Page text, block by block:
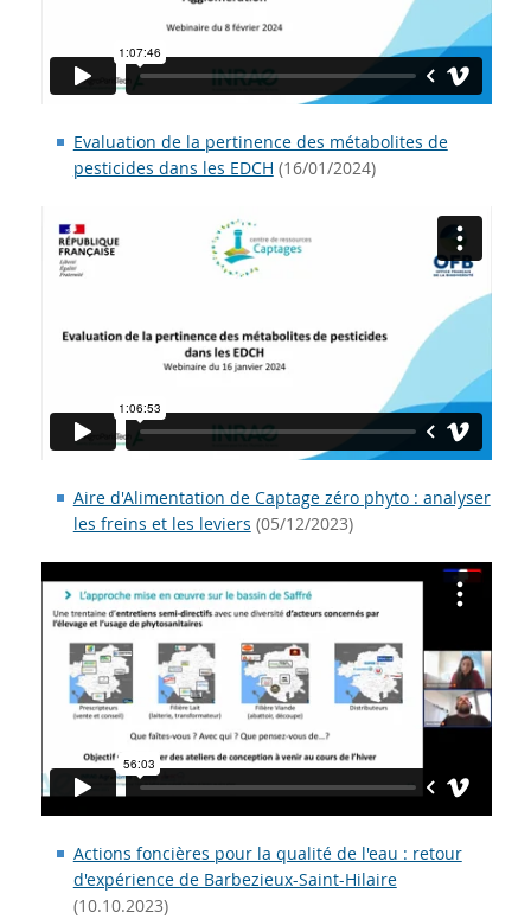
Evaluation de la pertinence des métabolites de
pesticides dans les EDCH (16/01/2024)
Aire d'Alimentation de Captage zéro phyto : analyser
les freins et les leviers (05/12/2023)
Actions foncières pour la qualité de l'eau : retour
d'expérience de Barbezieux-Saint-Hilaire
(10.10.2023)